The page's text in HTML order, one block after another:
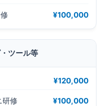
¥100,000
ツール等
¥120,000
研修 ¥100,000